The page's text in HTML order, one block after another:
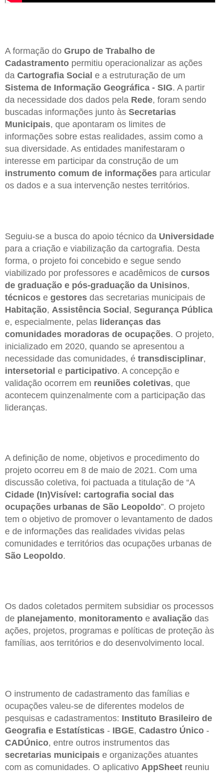
A formação do Grupo de Trabalho de
Cadastramento permitiu operacionalizar as ações
da Cartografia Social e a estruturação de um
Sistema de Informação Geográfica - SIG. A partir
da necessidade dos dados pela Rede, foram sendo
buscadas informações junto às Secretarias
Municipais, que apontaram os limites de
informações sobre estas realidades, assim como a
sua diversidade. As entidades manifestaram o
interesse em participar da construção de um
instrumento comum de informações para articular
os dados e a sua intervenção nestes territórios.
Seguiu-se a busca do apoio técnico da Universidade
para a criação e viabilização da cartografia. Desta
forma, o projeto foi concebido e segue sendo
viabilizado por professores e acadêmicos de cursos
de graduação e pós-graduação da Unisinos,
técnicos e gestores das secretarias municipais de
Habitação, Assistência Social, Segurança Pública
e, especialmente, pelas lideranças das
comunidades moradoras de ocupações. O projeto,
inicializado em 2020, quando se apresentou a
necessidade das comunidades, é transdisciplinar,
intersetorial e participativo. A concepção e
validação ocorrem em reuniões coletivas, que
acontecem quinzenalmente com a participação das
lideranças.
A definição de nome, objetivos e procedimento do
projeto ocorreu em 8 de maio de 2021. Com uma
discussão coletiva, foi pactuada a titulação de “A
Cidade (In)Visível: cartografia social das
ocupações urbanas de São Leopoldo”. O projeto
tem o objetivo de promover o levantamento de dados
e de informações das realidades vividas pelas
comunidades e territórios das ocupações urbanas de
São Leopoldo.
Os dados coletados permitem subsidiar os processos
de planejamento, monitoramento e avaliação das
ações, projetos, programas e políticas de proteção às
famílias, aos territórios e do desenvolvimento local.
O instrumento de cadastramento das famílias e
ocupações valeu-se de diferentes modelos de
pesquisas e cadastramentos: Instituto Brasileiro de
Geografia e Estatísticas - IBGE, Cadastro Único -
CADÚnico, entre outros instrumentos das
secretarias municipais e organizações atuantes
com as comunidades. O aplicativo AppSheet reuniu